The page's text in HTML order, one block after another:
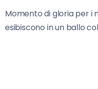
Momento di gloria per i
esibiscono in un ballo